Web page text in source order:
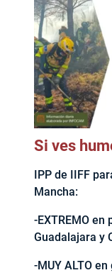
Si ves
IPP de IIFF
Mancha:
-EXTREMO en
Guadalajara y
-MUY ALTO